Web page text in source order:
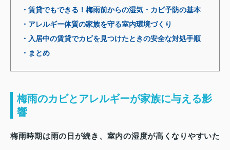
・賃貸でもできる！梅雨前からの湿気・カビ予防の基本
・アレルギー体質の家族を守る室内環境づくり
・入居中の賃貸でカビを見つけたときの安全な対処手順
・まとめ
梅雨のカビとアレルギーが家族に与える影
響
梅雨時期は雨の日が続き、室内の湿度が高くなりやすいた